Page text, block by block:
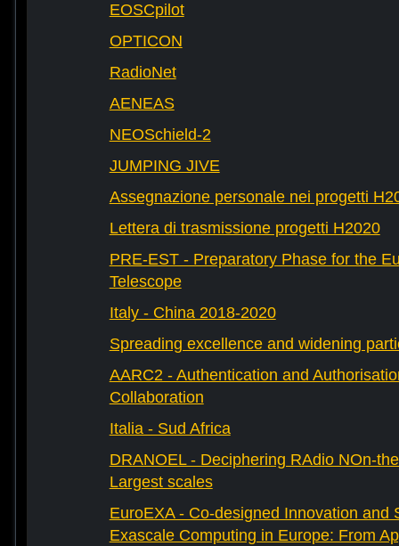
EOSCpilot
OPTICON
RadioNet
AENEAS
NEOSchield-2
JUMPING JIVE
Assegnazione personale nei progetti
Lettera di trasmissione progetti H2020
PRE-EST - Preparatory Phase for the
Telescope
Italy - China 2018-2020
Spreading excellence and widening
AARC2 - Authentication and
Collaboration
Italia - Sud Africa
DRANOEL - Deciphering RAdio NOn-
Largest scales
EuroEXA - Co-designed Innovation and
Exascale Computing in Europe: From